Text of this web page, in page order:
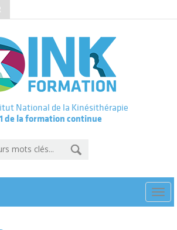
National de la Kinésithérapie
de la formation continue